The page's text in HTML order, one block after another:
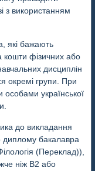
з використанням
які бажають
кошти фізичних або
дисциплін
окремі групи. При
особами української
до викладання
диплому бакалавра
(Переклад)),
ніж В2 або